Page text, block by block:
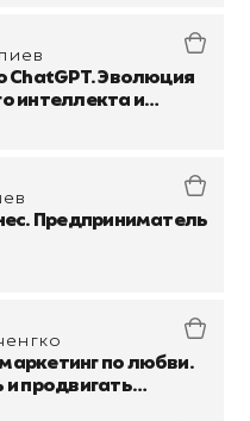
ChatGPT. Эволюция
интеллекта и
кейсы
Предприниматель
по любви.
и продвигать